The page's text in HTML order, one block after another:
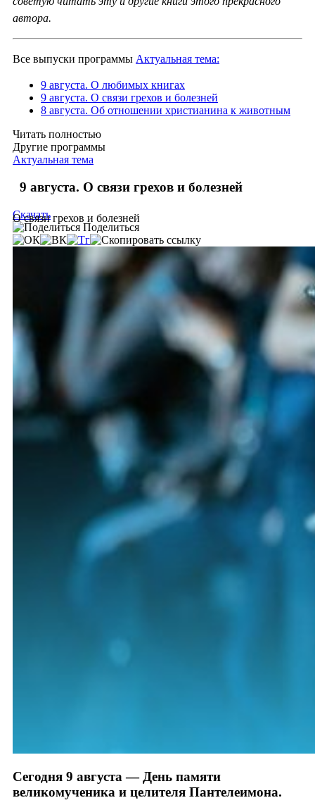
автора.
Все выпуски программы Актуальная тема:
9 августа. О любимых книгах
9 августа. О связи грехов и болезней
8 августа. Об отношении христианина к животным
Читать полностью
Другие программы
Актуальная тема
9 августа. О связи грехов и болезней
О связи грехов и болезней
Скачать
Поделиться
Сегодня 9 августа — День памяти
великомученика и целителя Пантелеимона.